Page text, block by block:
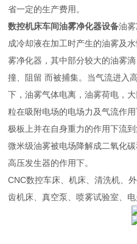
省一定的生产费用。
数控机床车间油雾净化器设备油
成冷却液在加工时产生的油雾及
雾净化器，其中部分较大的油雾
撞、阻留 而被捕集。当气流进入
下，油雾气体电离，油雾荷电，
粒在吸附电场的电场力及气流作
极板上并在自身重力的作用下流
微米级油雾被电场降解成二氧化
高压发生器的作用下。
CNC数控车床、机床、清洗机、
齿机床、真空泵、喷雾试验室、